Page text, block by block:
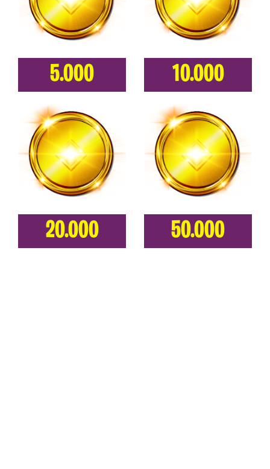
5.000 10.000
20.000 50.000